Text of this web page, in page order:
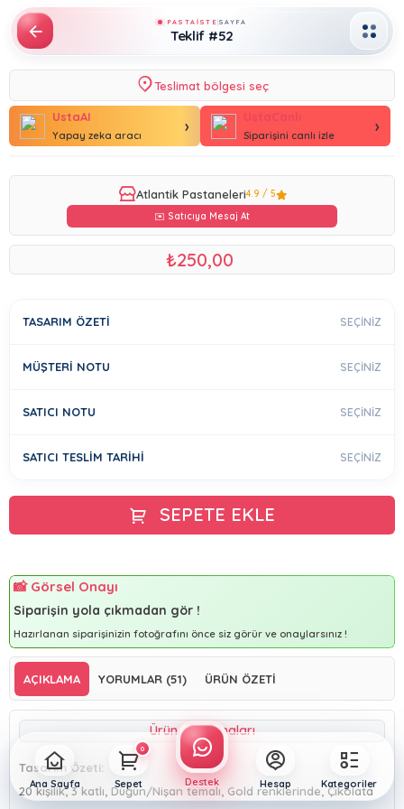
Bugün Teslim
Butik Pastalar
Yetişkin Pastaları
Kız Çocuk Pastaları
Tezgah Pastaları
Şekilli Pastalar
Fotoğraf Baskılı
Dondurmalar
Poğaça / Börek
Sütlü Tatlılar
Ana Sayfa Sepet
0
Destek Hesap Kategoriler
PASTAİSTESAYFA
Teklif #52
Teslimat bölgesi seç
UstaAI
Yapay zeka aracı › Siparişini canlı izle ›
Atlantik Pastaneleri4.9 / 5
✉️ Satıcıya Mesaj At
₺250,00
TASARIM ÖZETI SEÇINIZ
MÜŞTERI NOTU SEÇINIZ
SATICI NOTU SEÇINIZ
SATICI TESLIM TARIHI SEÇINIZ
SEPETE EKLE
📸 Görsel Onayı
Siparişin yola çıkmadan gör !
Hazırlanan siparişinizin fotoğrafını önce siz görür ve onaylarsınız !
AÇIKLAMA YORUMLAR (51) ÜRÜN ÖZETI
Ürün Açıklamaları
Tasarım Özeti:
20 kişilik, 3 katlı, Düğün/Nişan temalı, Gold renklerinde, Çikolata